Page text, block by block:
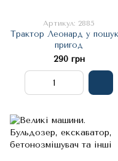
Артикул: 2885
Трактор Леонард у
пригод
290 грн